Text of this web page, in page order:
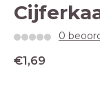
0
€1,69